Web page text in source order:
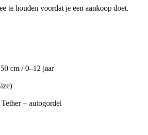
te houden voordat je een aankoop doet.
cm / 0–12 jaar
+ autogordel